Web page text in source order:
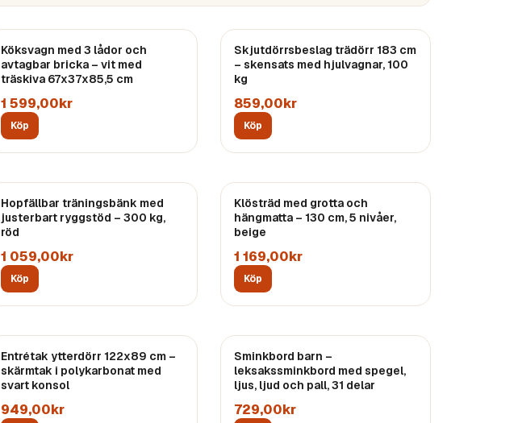
Köksvagn med 3 lådor och
avtagbar bricka – vit med
träskiva 67x37x85,5 cm
1 599,00kr
Köp
Skjutdörrsbeslag trädörr 183 cm
– skensats med hjulvagnar, 100
kg
859,00kr
Köp
Hopfällbar träningsbänk med
justerbart ryggstöd – 300 kg,
röd
1 059,00kr
Köp
Klösträd med grotta och
hängmatta – 130 cm, 5 nivåer,
beige
1 169,00kr
Köp
Entrétak ytterdörr 122x89 cm –
skärmtak i polykarbonat med
svart konsol
949,00kr
Sminkbord barn –
leksakssminkbord med spegel,
ljus, ljud och pall, 31 delar
729,00kr